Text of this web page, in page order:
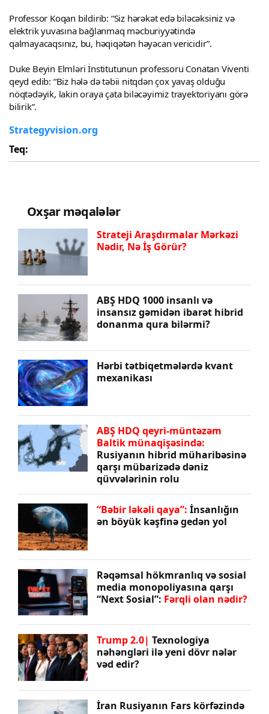
Professor Koqan bildirib: “Siz hərəkət edə biləcəksiniz və
elektrik yuvasına bağlanmaq məcburiyyətində
qalmayacaqsınız, bu, həqiqətən həyəcan vericidir”.
Duke Beyin Elmləri İnstitutunun professoru Conatan Viventi
qeyd edib: “Biz hələ də təbii nitqdən çox yavaş olduğu
nöqtədəyik, lakin oraya çata biləcəyimiz trayektoriyanı görə
bilirik”.
Strategyvision.org
Teq:
Oxşar məqalələr
Strateji Araşdırmalar Mərkəzi
Nədir, Nə İş Görür?
ABŞ HDQ 1000 insanlı və
insansız gəmidən ibarət hibrid
donanma qura bilərmi?
Hərbi tətbiqetmələrdə kvant
mexanikası
ABŞ HDQ qeyri-müntəzəm
Baltik münaqişəsində:
Rusiyanın hibrid müharibəsinə
qarşı mübarizədə dəniz
qüvvələrinin rolu
“Bəbir ləkəli qaya”:İnsanlığın
ən böyük kəşfinə gedən yol
Rəqəmsal hökmranlıq və sosial
media monopoliyasına qarşı
“Next Sosial”: Fərqli olan nədir?
Trump 2.0|Texnologiya
nəhəngləri ilə yeni dövr nələr
vəd edir?
İran Rusiyanın Fars körfəzində